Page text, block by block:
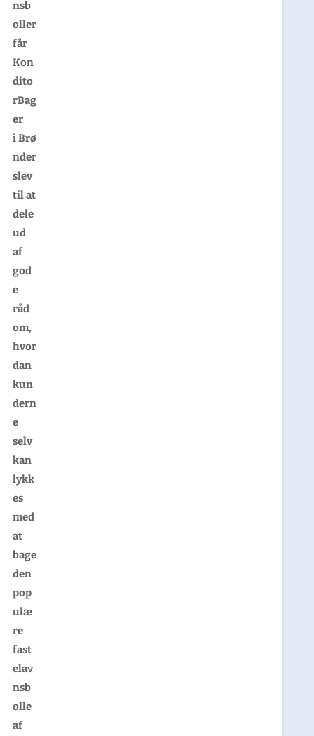
nsb
oller
får
Kon
dito
rBag
er
iBrø
nder
slev
til at
dele
ud
af
god
e
råd
om,
hvor
dan
kun
dern
e
selv
kan
lykk
es
med
at
bage
den
pop
ulæ
re
fast
elav
nsb
olle
af